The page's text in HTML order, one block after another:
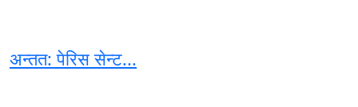
अन्तत: पेरिस सेन्ट...